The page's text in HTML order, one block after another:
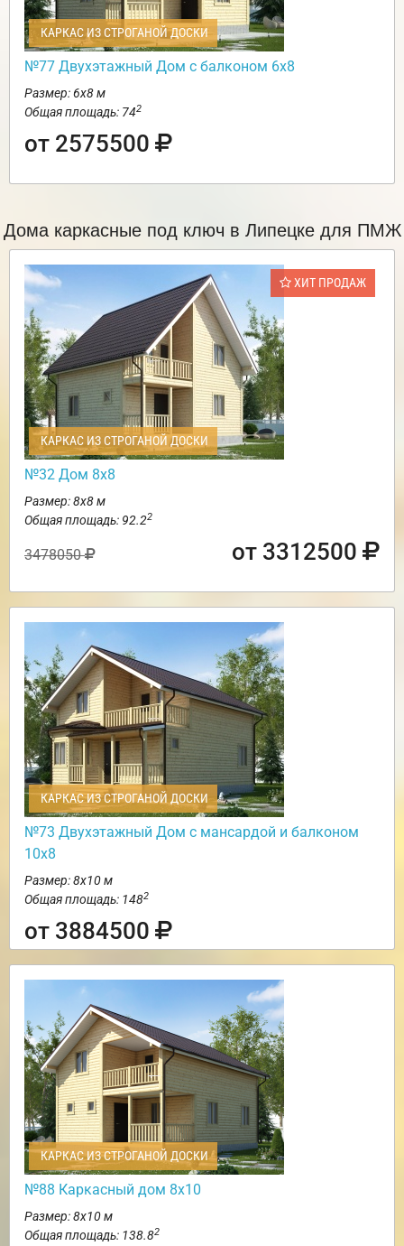
КАРКАС ИЗ СТРОГАНОЙ ДОСКИ
№77 Двухэтажный Дом с балконом 6х8
Размер: 6х8 м
Общая площадь: 742
от 2575500
Дома каркасные под ключ в Липецке для ПМЖ
ХИТ ПРОДАЖ
КАРКАС ИЗ СТРОГАНОЙ ДОСКИ
№32 Дом 8х8
Размер: 8х8 м
Общая площадь: 92.22
3478050 от 3312500
КАРКАС ИЗ СТРОГАНОЙ ДОСКИ
№73 Двухэтажный Дом с мансардой и балконом
10х8
Размер: 8х10 м
Общая площадь: 1482
от 3884500
КАРКАС ИЗ СТРОГАНОЙ ДОСКИ
№88 Каркасный дом 8х10
Размер: 8х10 м
Общая площадь: 138.82